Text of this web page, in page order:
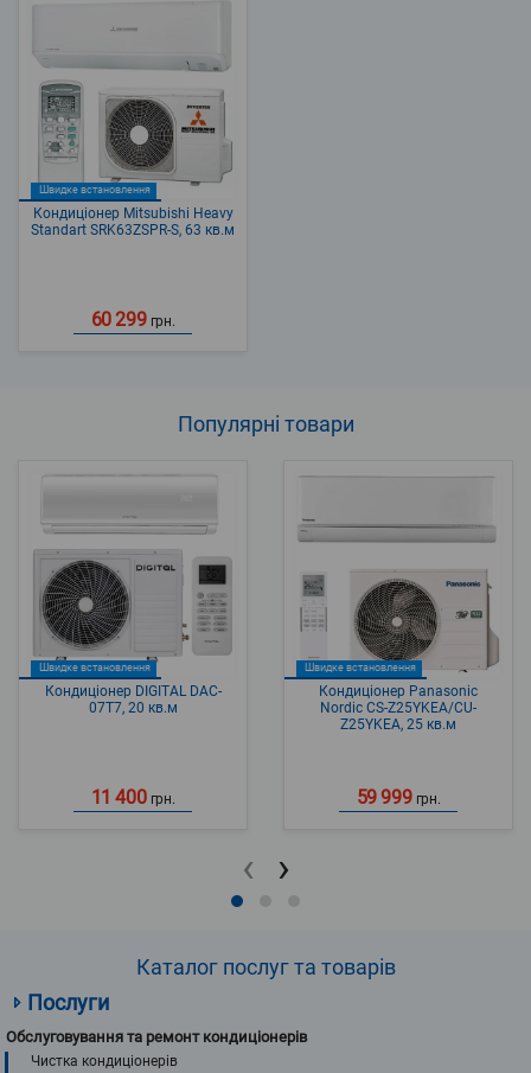
Швидке встановлення
Кондиціонер Mitsubishi Heavy
Standart SRK63ZSPR-S, 63 кв.м
60 299 грн.
Популярні товари
Швидке встановлення
Кондиціонер DIGITAL DAC-
07T7, 20 кв.м
11 400 грн.
Швидке встановлення
Кондиціонер Panasonic
Nordic CS-Z25YKEA/CU-
Z25YKEA, 25 кв.м
59 999 грн.
‹ ›
Каталог послуг та товарів
Послуги
Обслуговування та ремонт кондиціонерів
Чистка кондиціонерів